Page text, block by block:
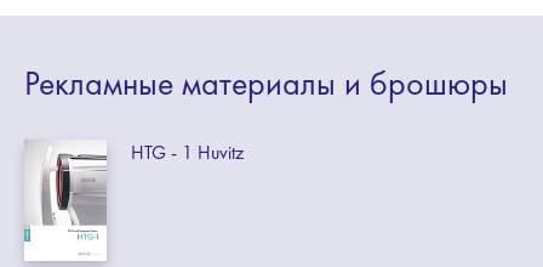
Рекламные материалы и брошюры
HTG - 1 Huvitz